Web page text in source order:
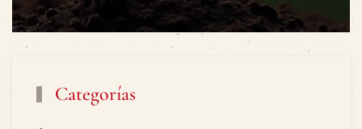
Categorías